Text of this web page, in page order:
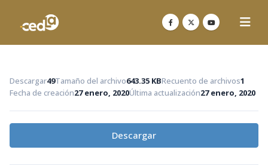
Descargar49Tamaño del archivo643.35 KBRecuento de archivos1
Fecha de creación27 enero, 2020Última actualización27 enero, 2020
Descargar